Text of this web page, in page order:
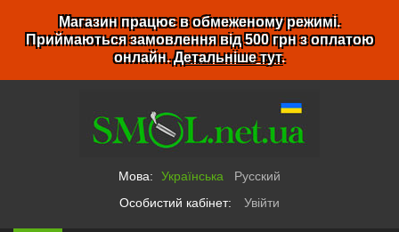
Магазин працює в обмеженому режимі.
Приймаються замовлення від 500 грн з оплатою
онлайн.Детальніше тут.
Мова: Українська
Русский
Особистий кабінет:
Увійти